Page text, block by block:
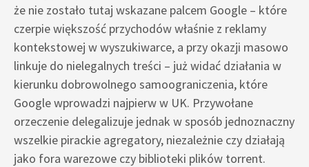
że nie zostało tutaj wskazane palcem Google – które
czerpie większość przychodów właśnie z reklamy
kontekstowej w wyszukiwarce, a przy okazji masowo
linkuje do nielegalnych treści – już widać działania w
kierunku dobrowolnego samoograniczenia, które
Google wprowadzi najpierw w UK. Przywołane
orzeczenie delegalizuje jednak w sposób jednoznaczny
wszelkie pirackie agregatory, niezależnie czy działają
jako fora warezowe czy biblioteki plików torrent.